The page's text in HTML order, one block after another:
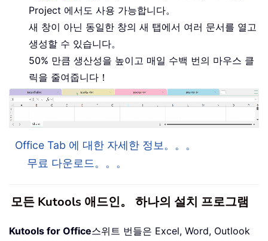
Project 에서도 사용 가능합니다。
새 창이 아닌 동일한 창의 새 탭에서 여러 문서를 열고
생성할 수 있습니다。
50% 만큼 생산성을 높이고 매일 수백 번의 마우스 클
릭을 줄여줍니다！
Office Tab 에 대한 자세한 정보。。。
무료 다운로드。。。
모든 Kutools 애드인。 하나의 설치 프로그램
Kutools for Office스위트 번들은 Excel, Word, Outlook